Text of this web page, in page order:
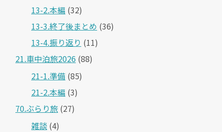
13-2.本編 (32)
13-3.終了後まとめ (36)
13-4.振り返り (11)
21.車中泊旅2026 (88)
21-1.準備 (85)
21-2.本編 (3)
70.ぶらり旅 (27)
雑談 (4)